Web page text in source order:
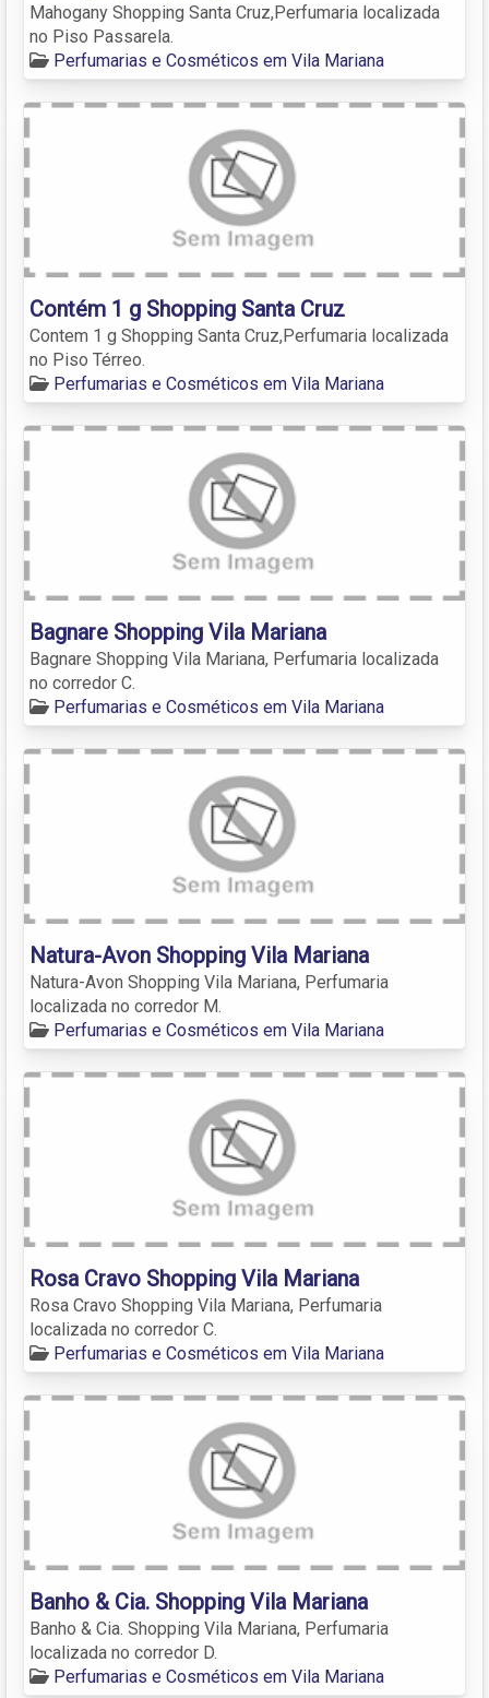
Mahogany Shopping Santa Cruz,Perfumaria localizada
no Piso Passarela.
Perfumarias e Cosméticos em Vila Mariana
Contém 1 g Shopping Santa Cruz
Contem 1 g Shopping Santa Cruz,Perfumaria localizada
no Piso Térreo.
Perfumarias e Cosméticos em Vila Mariana
Bagnare Shopping Vila Mariana
Bagnare Shopping Vila Mariana, Perfumaria localizada
no corredor C.
Perfumarias e Cosméticos em Vila Mariana
Natura-Avon Shopping Vila Mariana
Natura-Avon Shopping Vila Mariana, Perfumaria
localizada no corredor M.
Perfumarias e Cosméticos em Vila Mariana
Rosa Cravo Shopping Vila Mariana
Rosa Cravo Shopping Vila Mariana, Perfumaria
localizada no corredor C.
Perfumarias e Cosméticos em Vila Mariana
Banho & Cia. Shopping Vila Mariana
Banho & Cia. Shopping Vila Mariana, Perfumaria
localizada no corredor D.
Perfumarias e Cosméticos em Vila Mariana